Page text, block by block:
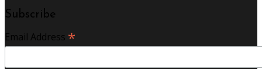
Subscribe
Email Address *